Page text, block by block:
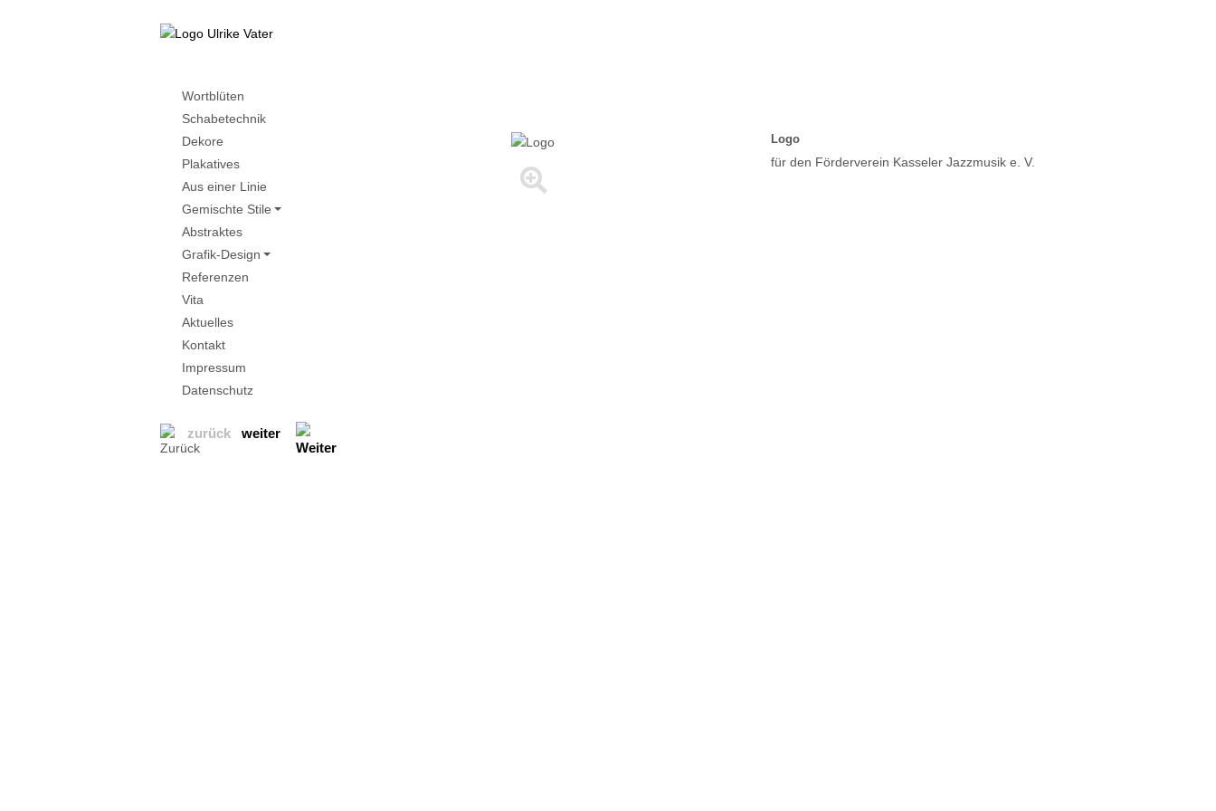
Wortblüten
Schabetechnik
Dekore
Plakatives
Aus einer Linie
Gemischte Stile
Abstraktes
Grafik-Design
Referenzen
Vita
Aktuelles
Kontakt
Impressum
Datenschutz
zurück weiter
Logo
für den Förderverein Kasseler Jazzmusik e. V.